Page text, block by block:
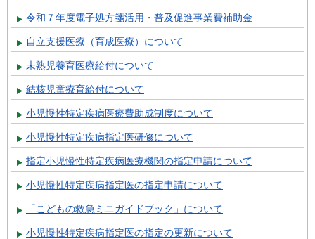
令和７年度電子処方箋活用・普及促進事業費補助金
自立支援医療（育成医療）について
未熟児養育医療給付について
結核児童療育給付について
小児慢性特定疾病医療費助成制度について
小児慢性特定疾病指定医研修について
指定小児慢性特定疾病医療機関の指定申請について
小児慢性特定疾病指定医の指定申請について
「こどもの救急ミニガイドブック」について
小児慢性特定疾病指定医の指定の更新について